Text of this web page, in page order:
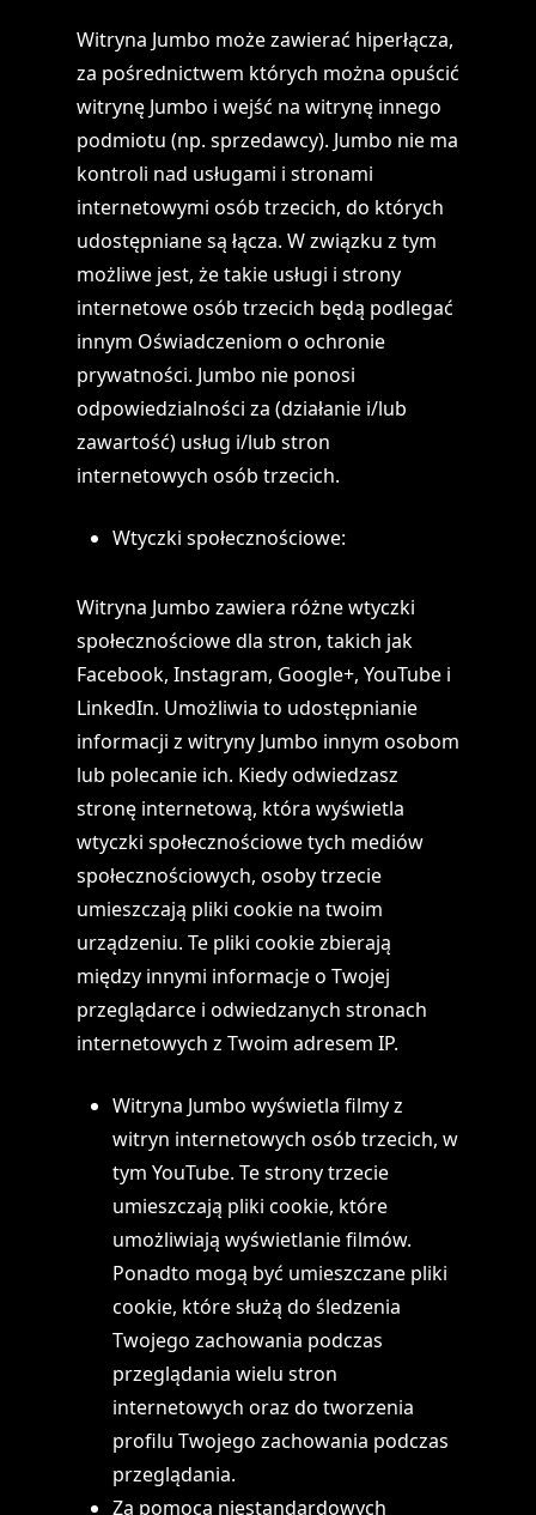
Witryna Jumbo może zawierać hiperłącza,
za pośrednictwem których można opuścić
witrynę Jumbo i wejść na witrynę innego
podmiotu (np. sprzedawcy). Jumbo nie ma
kontroli nad usługami i stronami
internetowymi osób trzecich, do których
udostępniane są łącza. W związku z tym
możliwe jest, że takie usługi i strony
internetowe osób trzecich będą podlegać
innym Oświadczeniom o ochronie
prywatności. Jumbo nie ponosi
odpowiedzialności za (działanie i/lub
zawartość) usług i/lub stron
internetowych osób trzecich.
Wtyczki społecznościowe:
Witryna Jumbo zawiera różne wtyczki
społecznościowe dla stron, takich jak
Facebook, Instagram, Google+, YouTube i
LinkedIn. Umożliwia to udostępnianie
informacji z witryny Jumbo innym osobom
lub polecanie ich. Kiedy odwiedzasz
stronę internetową, która wyświetla
wtyczki społecznościowe tych mediów
społecznościowych, osoby trzecie
umieszczają pliki cookie na twoim
urządzeniu. Te pliki cookie zbierają
między innymi informacje o Twojej
przeglądarce i odwiedzanych stronach
internetowych z Twoim adresem IP.
Witryna Jumbo wyświetla filmy z
witryn internetowych osób trzecich, w
tym YouTube. Te strony trzecie
umieszczają pliki cookie, które
umożliwiają wyświetlanie filmów.
Ponadto mogą być umieszczane pliki
cookie, które służą do śledzenia
Twojego zachowania podczas
przeglądania wielu stron
internetowych oraz do tworzenia
profilu Twojego zachowania podczas
przeglądania.
Za pomocą niestandardowych